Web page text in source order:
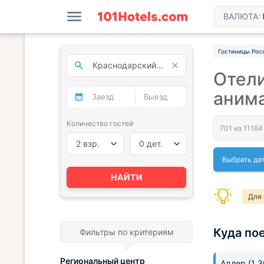
ВАЛЮТА:
Гостиницы
Выбрать
Для
Куда
Количество гостей
2 взр. 0 дет.
НАЙТИ
Фильтры по критериям
Региональный центр